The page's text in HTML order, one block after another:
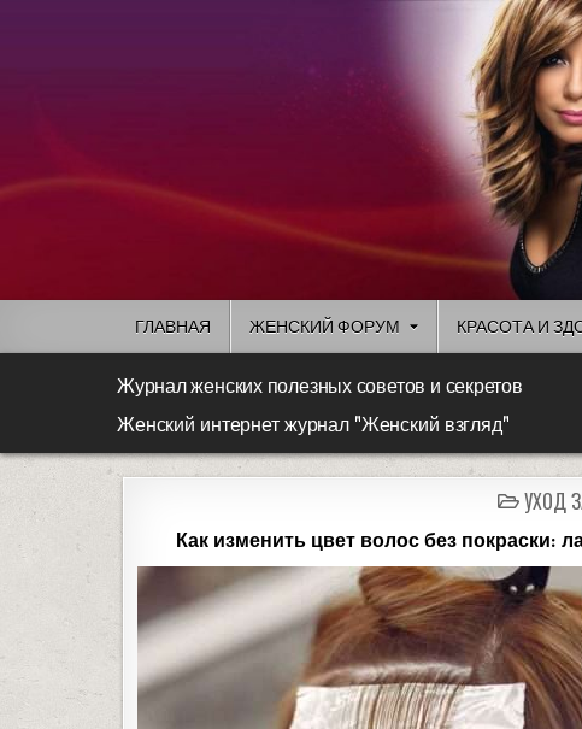
ГЛАВНАЯ ЖЕНСКИЙ ФОРУМ КРАСОТА И
Журнал женских полезных советов и секретов
Женский интернет журнал "Женский взгляд"
УХОД
Как изменить цвет волос без покраски: